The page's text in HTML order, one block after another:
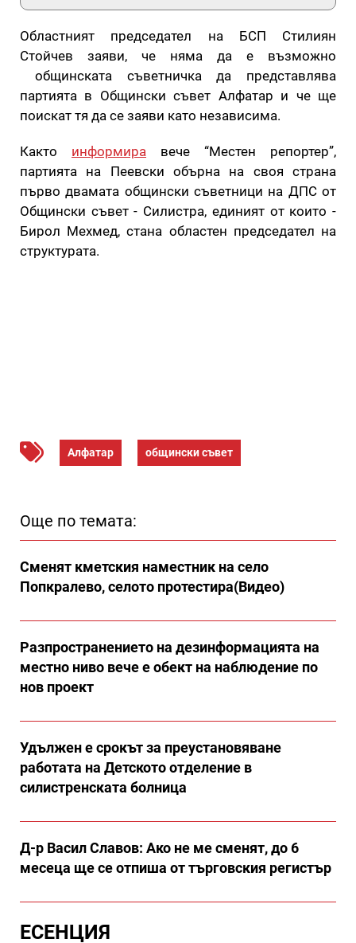
Областният председател на БСП Стилиян
Стойчев заяви, че няма да е възможно
общинската съветничка да представлява
партията в Общински съвет Алфатар и че ще
поискат тя да се заяви като независима.
Както информира вече “Местен репортер”,
партията на Пеевски обърна на своя страна
първо двамата общински съветници на ДПС от
Общински съвет - Силистра, единият от които -
Бирол Мехмед, стана областен председател на
структурата.
Алфатар общински съвет
Още по темата:
Сменят кметския наместник на село
Попкралево, селото протестира(Видео)
Разпространението на дезинформацията на
местно ниво вече е обект на наблюдение по
нов проект
Удължен е срокът за преустановяване
работата на Детското отделение в
силистренската болница
Д-р Васил Славов: Ако не ме сменят, до 6
месеца ще се отпиша от търговския регистър
ЕСЕНЦИЯ